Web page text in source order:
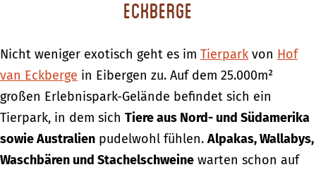
Eckberge
Nicht weniger exotisch geht es im Tierpark von Hof
van Eckberge in Eibergen zu. Auf dem 25.000m²
großen Erlebnispark-Gelände befindet sich ein
Tierpark, in dem sich Tiere aus Nord- und Südamerika
sowie Australien pudelwohl fühlen.Alpakas, Wallabys,
Waschbären und Stachelschweine warten schon auf